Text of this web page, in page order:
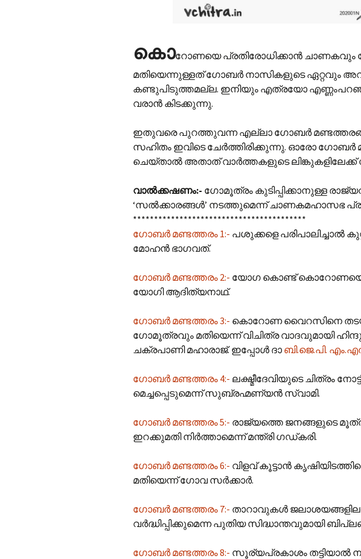
കൊറോണയെ പ്രതിരോധിക്കാൻ
മതിയെന്നുള്ളത് ഗോബർ നാസികളുടെ ഏറ്റവും
കണ്ടുപിടുത്തമല്ല. ഇനിയും എത്രയോ
വരാൻ കിടക്കുന്നു.
ഇതുവരെ പുറത്തുവന്ന എല്ലാ ഗോബർ
സഹിതം ഇവിടെ ചേർത്തിരിക്കുന്നു. ഓരോ ഗോബർ
ചെയ്താൽ അതാത് വാർത്തകളുടെ ലിങ്കുകളിലേക്ക്
വാൽക്കഷണം:- ഗോമൂത്രം കുടിപ്പിക്കാനുള്ള
‘സൽക്കാരങ്ങൾ’ നടത്തുമെന്ന് ചാണകമഹാസഭ
*****************************************
ഗോബർ മണ്ടത്തരം 1:- പശുക്കളെ പരിപാലിച്ചാൽ
മോഹൻ ഭാഗവത്.
ഗോബർ മണ്ടത്തരം 2:- യോഗ കൊണ്ട് കൊറോണയെ
യോഗി ആദിത്യനാഥ്.
ഗോബർ മണ്ടത്തരം 3:- കൊറോണ വൈറസിനെ
ഗോമൂത്രവും മതിയെന്ന് വിചിത്ര വാദവുമായി
ചക്രപാണി മഹാരാജ്. ഇപ്പോൾ ദാ ബി.ജെ.പി.
ഗോബർ മണ്ടത്തരം 4:- ലക്ഷ്മീദേവിയുടെ ചിത്രം
മെച്ചപ്പെടുമെന്ന് സുബ്രഹ്മണ്യൻ സ്വാമി.
ഗോബർ മണ്ടത്തരം 5:- രാജ്യത്തെ ജനങ്ങളുടെ
ഇറക്കുമതി നിർത്താമെന്ന് മന്ത്രി ഗഡ്കരി.
ഗോബർ മണ്ടത്തരം 6:- വിളവ് കൂട്ടാൻ
മതിയെന്ന് ഗോവ സർക്കാർ.
ഗോബർ മണ്ടത്തരം 7:- താറാവുകൾ‍
വർ‍ദ്ധിപ്പിക്കുമെന്ന പുതിയ സിദ്ധാന്തവുമായി
ഗോബർ മണ്ടത്തരം 8:- സൂര്യപ്രകാശം തട്ടിയാല്‍